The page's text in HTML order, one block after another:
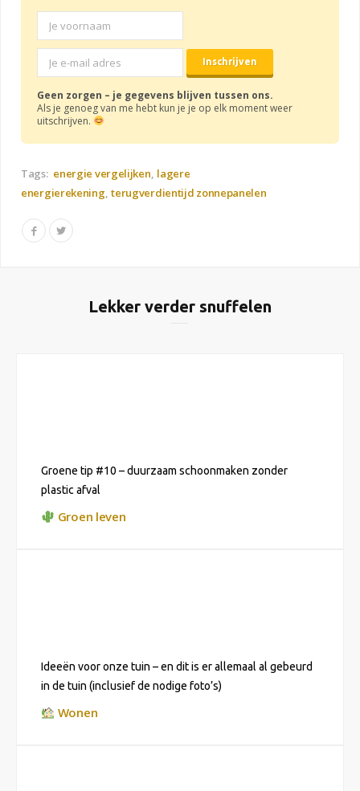
Geen zorgen – je gegevens blijven tussen ons.
Als je genoeg van me hebt kun je je op elk moment weer
uitschrijven.
Tags: energie vergelijken lagere
energierekening terugverdientijd zonnepanelen
Lekker verder snuffelen
Groene tip #10 – duurzaam schoonmaken zonder
plastic afval
Groen leven
Ideeën voor onze tuin – en dit is er allemaal al gebeurd
in de tuin (inclusief de nodige foto’s)
Wonen